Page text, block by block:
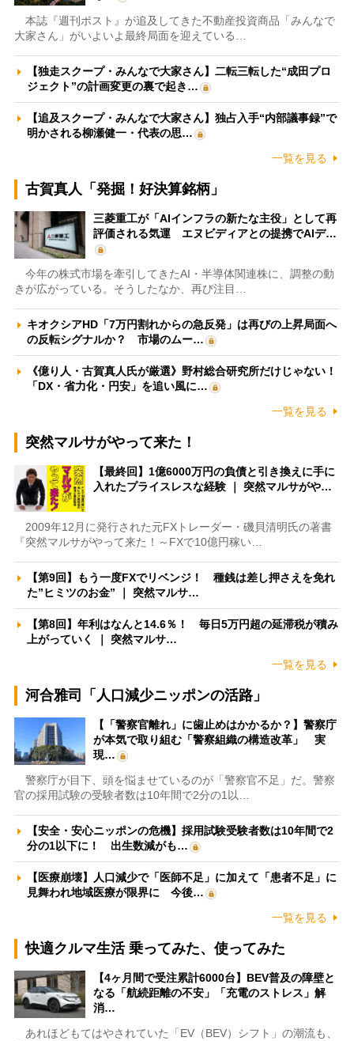
本誌『週刊ポスト』が追及してきた不動産投資商品「みんなで
大家さん」がいよいよ最終局面を迎えている…
【独走スクープ・みんなで大家さん】二転三転した“成田プロ
ジェクト”の計画変更の裏で起き…
【追及スクープ・みんなで大家さん】独占入手“内部議事録”で
明かされる柳瀬健一・代表の思…
一覧を見る
古賀真人「発掘！好決算銘柄」
三菱重工が「AIインフラの新たな主役」として再
評価される気運 エヌビディアとの提携でAIデ…
今年の株式市場を牽引してきたAI・半導体関連株に、調整の動
きが広がっている。そうしたなか、再び注目…
キオクシアHD「7万円割れからの急反発」は再びの上昇局面へ
の反転シグナルか？ 市場のムー…
《億り人・古賀真人氏が厳選》野村総合研究所だけじゃない！
「DX・省力化・円安」を追い風に…
一覧を見る
突然マルサがやって来た！
【最終回】1億6000万円の負債と引き換えに手に
入れたプライスレスな経験 ｜ 突然マルサがや…
2009年12月に発行された元FXトレーダー・磯貝清明氏の著書
『突然マルサがやって来た！～FXで10億円稼い…
【第9回】もう一度FXでリベンジ！ 種銭は差し押さえを免れ
た”ヒミツのお金” ｜ 突然マルサ…
【第8回】年利はなんと14.6％！ 毎日5万円超の延滞税が積み
上がっていく ｜ 突然マルサ…
一覧を見る
河合雅司「人口減少ニッポンの活路」
【「警察官離れ」に歯止めはかかるか？】警察庁
が本気で取り組む「警察組織の構造改革」 実
現…
警察庁が目下、頭を悩ませているのが「警察官不足」だ。警察
官の採用試験の受験者数は10年間で2分の1以…
【安全・安心ニッポンの危機】採用試験受験者数は10年間で2
分の1以下に！ 出生数減がも…
【医療崩壊】人口減少で「医師不足」に加えて「患者不足」に
見舞われ地域医療が限界に 今後…
一覧を見る
快適クルマ生活 乗ってみた、使ってみた
【4ヶ月間で受注累計6000台】BEV普及の障壁と
なる「航続距離の不安」「充電のストレス」解
消…
あれほどもてはやされていた「EV（BEV）シフト」の潮流も、